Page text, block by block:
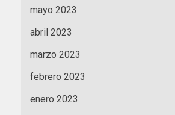
mayo 2023
abril 2023
marzo 2023
febrero 2023
enero 2023